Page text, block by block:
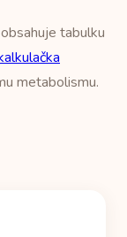
obsahuje tabulku
metabolismu.